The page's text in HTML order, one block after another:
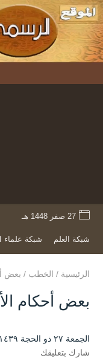
27 صفر 1448 هـ
شبكة العلم شبكة علماء
الرئيسية / الخطب / بعض
بعض أحكام
الجمعة ۲۷ ذو الحجة ۱٤۳۹ هـ الموافق ۷ سبتمبر ۲۰۱۸ مـ |
شارك بتعليقك